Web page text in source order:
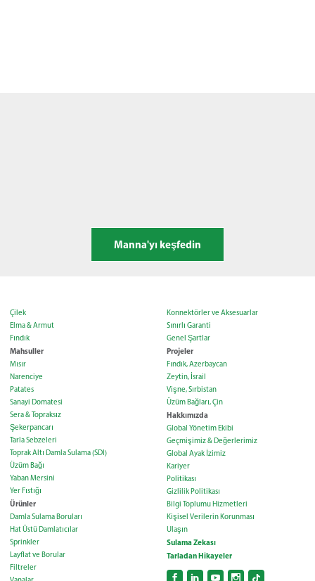
Manna'yı keşfedin
Çilek
Elma & Armut
Fındık
Mahsuller
Mısır
Narenciye
Patates
Sanayi Domatesi
Sera & Topraksız
Şekerpancarı
Tarla Sebzeleri
Toprak Altı Damla Sulama (SDI)
Üzüm Bağı
Yaban Mersini
Yer Fıstığı
Ürünler
Damla Sulama Boruları
Hat Üstü Damlatıcılar
Sprinkler
Layflat ve Borular
Filtreler
Konnektörler ve Aksesuarlar
Sınırlı Garanti
Genel Şartlar
Projeler
Fındık, Azerbaycan
Zeytin, İsrail
Vişne, Sırbistan
Üzüm Bağları, Çin
Hakkımızda
Global Yönetim Ekibi
Geçmişimiz & Değerlerimiz
Global Ayak İzimiz
Kariyer
Politikası
Gizlilik Politikası
Bilgi Toplumu Hizmetleri
Kişisel Verilerin Korunması
Ulaşın
Sulama Zekası
Tarladan Hikayeler